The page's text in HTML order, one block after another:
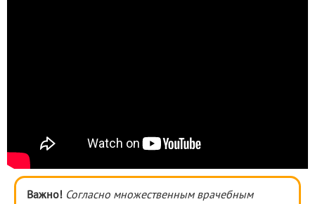
Важно! Согласно множественным врачебным